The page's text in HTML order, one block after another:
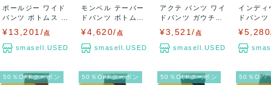
ボールジー ワイド
パンツ ボトムス 総
¥13,201/点
smasell.USED
モンベル テーパー
ドパンツ ボトムス
¥4,620/ 点
smasell.USED
アクテ パンツ ワイ
ドパンツ ガウチョ
¥3,521/ 点
smasell.USED
インディ
ドパン
50％OFFクーポン 50％OFFクーポン 50％OFFクーポン 50％OFF